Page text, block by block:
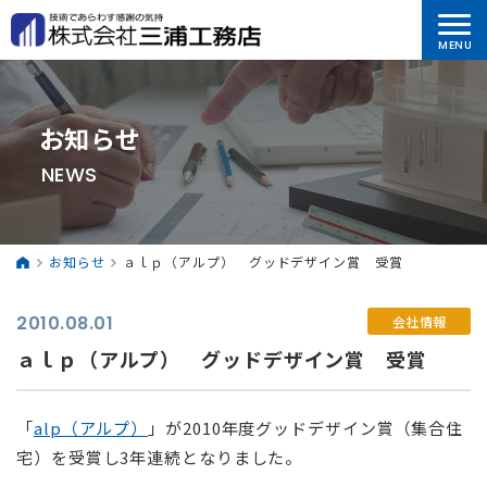
お知らせ
NEWS
お知らせ ａｌｐ（アルプ） グッドデザイン賞 受賞
2010.08.01 会社情報
ａｌｐ（アルプ） グッドデザイン賞 受賞
「alp（アルプ）
」が2010年度グッドデザイン賞（集合住
宅）を受賞し3年連続となりました。